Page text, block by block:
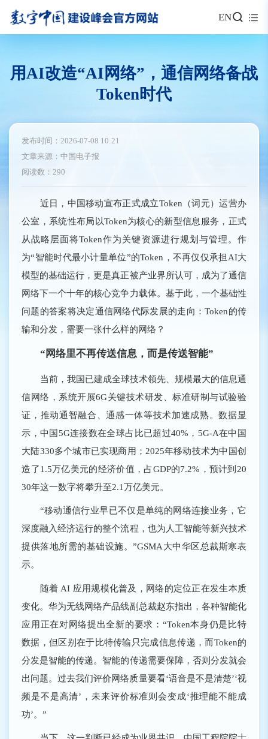
EN
用AI改造“AI网络”，通信网络备战
Token时代
发布时间：2026-07-08 10:21
文章来源：中国电子报
阅读数：290
近日，中国移动宣布正式成立Token（词元）运营办
公室，系统性布局以Token为核心的新型信息服务，正式
从战略层面将Token作为关键资源进行规划与管理。作
为“智能时代最小计量单位”的Token，不再仅仅承担AI大
模型的基础运行，更是真正被产业界所认可，成为了通信
网络下一个十年的核心竞争力载体。基于此，一个基础性
问题的答案将决定通信网络代际发展的走向：Token的传
输和分发，需要一张什么样的网络？
“网络里不再传送信息，而是传送智能”
当前，我国已建成全球技术领先、规模最大的信息通
信网络，系统开展6G关键技术研发、标准研制与试验验
证，推动通智融合、通感一体等技术加速成熟。数据显
示，中国5G连接数在全球占比已超过40%，5G-A在中国
大陆330多个城市已实现商用；2025年移动技术为中国创
造了1.5万亿美元的经济价值，占GDP的7.2%，预计到20
30年这一数字将攀升至2.1万亿美元。
“移动通信行业早已不仅是单纯的网络连接业务，它
深度融入经济运行的整个流程，也为人工智能等新兴技术
提供落地所需的基础设施。”GSMA大中华区总裁斯寒表
示。
随着 AI 应用规模化普及，网络的定位正在发生本质
变化。华为无线网络产品线副总裁赵东指出，各种智能化
应用正在对网络提出全新的要求：“Token本身仍是比特
数据，但区别在于比特传输只完成信息传递，而Token的
分发是智能的传递。智能的传递需要保障，否则分发就会
出问题。过去我们评价网络质量要看‘语音是不是清楚’‘视
频是不是高清’，未来评价标准则会变成‘推理能不能成
功’。”